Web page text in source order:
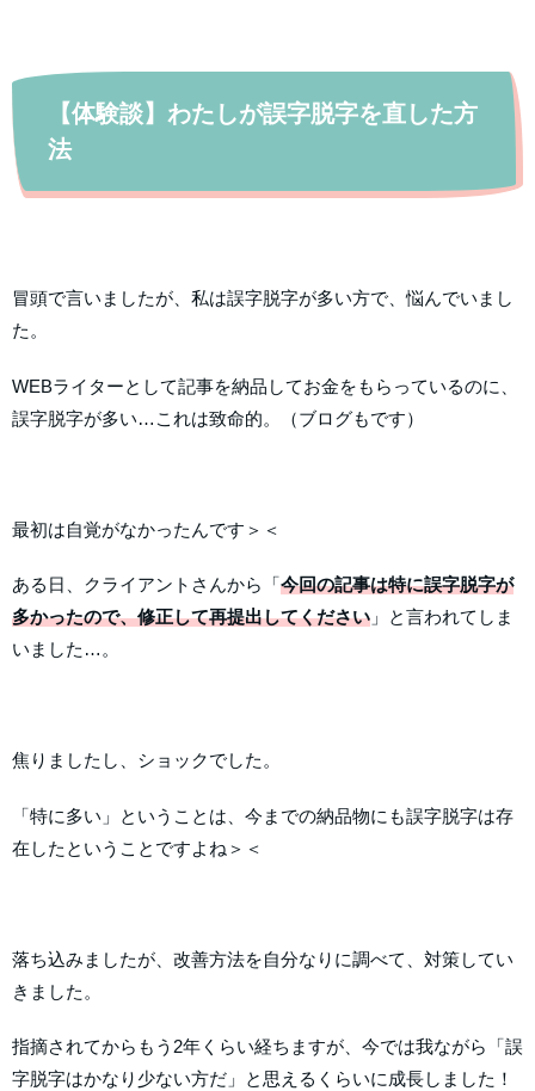
【体験談】わたしが誤字脱字を直した方
法
冒頭で言いましたが、私は誤字脱字が多い方で、悩んでいまし
た。
WEBライターとして記事を納品してお金をもらっているのに、
誤字脱字が多い…これは致命的。（ブログもです）
最初は自覚がなかったんです＞＜
ある日、クライアントさんから「今回の記事は特に誤字脱字が
多かったので、修正して再提出してください 」と言われてしま
いました…。
焦りましたし、ショックでした。
「特に多い」ということは、今までの納品物にも誤字脱字は存
在したということですよね＞＜
落ち込みましたが、改善方法を自分なりに調べて、対策してい
きました。
指摘されてからもう2年くらい経ちますが、今では我ながら「誤
字脱字はかなり少ない方だ」と思えるくらいに成長しました！